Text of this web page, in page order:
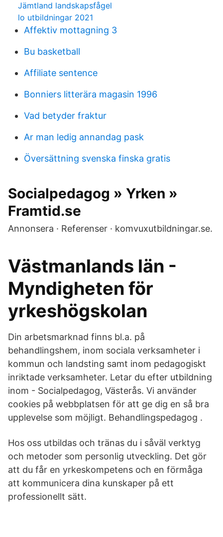
Jämtland landskapsfågel
lo utbildningar 2021
Affektiv mottagning 3
Bu basketball
Affiliate sentence
Bonniers litterära magasin 1996
Vad betyder fraktur
Ar man ledig annandag pask
Översättning svenska finska gratis
Socialpedagog » Yrken »
Framtid.se
Annonsera · Referenser · komvuxutbildningar.se.
Västmanlands län -
Myndigheten för
yrkeshögskolan
Din arbetsmarknad finns bl.a. på
behandlingshem, inom sociala verksamheter i
kommun och landsting samt inom pedagogiskt
inriktade verksamheter. Letar du efter utbildning
inom - Socialpedagog, Västerås. Vi använder
cookies på webbplatsen för att ge dig en så bra
upplevelse som möjligt. Behandlingspedagog .
Hos oss utbildas och tränas du i såväl verktyg
och metoder som personlig utveckling. Det gör
att du får en yrkeskompetens och en förmåga
att kommunicera dina kunskaper på ett
professionellt sätt.